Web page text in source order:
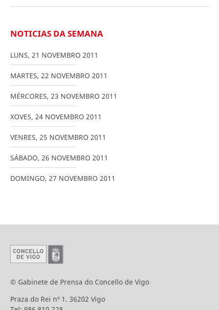
NOTICIAS DA SEMANA
LUNS, 21 NOVEMBRO 2011
MARTES, 22 NOVEMBRO 2011
MÉRCORES, 23 NOVEMBRO 2011
XOVES, 24 NOVEMBRO 2011
VENRES, 25 NOVEMBRO 2011
SÁBADO, 26 NOVEMBRO 2011
DOMINGO, 27 NOVEMBRO 2011
© Gabinete de Prensa do Concello de Vigo
Praza do Rei nº 1. 36202 Vigo